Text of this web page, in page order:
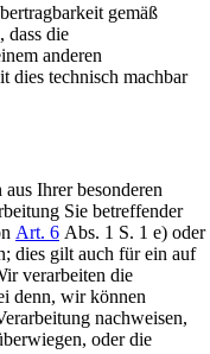
gemäß
dass die
anderen
dies technisch machbar
Ihrer besonderen
Sie betreffender
Art. 6 Abs. 1 S. 1 e) oder
dies gilt auch für ein auf
verarbeiten die
denn, wir können
nachweisen,
oder die